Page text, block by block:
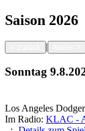
Saison 2026
|
Sonntag
Los Angeles
Im Radio: KLAC -